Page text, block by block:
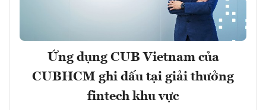
Ứng dụng CUB Vietnam của
CUBHCM ghi dấu tại giải thưởng
fintech khu vực